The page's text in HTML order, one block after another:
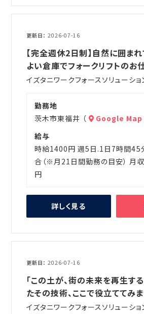
更新日 2026-07-16
【完全週休2日制】自然に囲ま
よい倉庫でフォークリフトのお
イズタニワークフォースソリューショ
勤務地
茨木市東福井 （
Google Map
給与
時給1400円 週5日.1日7時間45
合（※月21日間勤務の目安） 月
円
詳しく見る
更新日 2026-07-16
「この土が、街の未来を再生する
たその技術、ここで役立ててみ
イズタニワークフォースソリューショ